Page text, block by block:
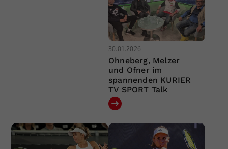
30.01.2026
Ohneberg, Melzer
und Ofner im
spannenden KURIER
TV SPORT Talk